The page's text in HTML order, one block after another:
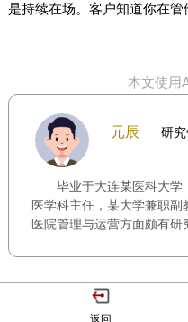
是持续在场。客户知道你在
本文使用
元辰 研
毕业于大连某医科大学
医学科主任，某大学兼职
医院管理与运营方面颇有研
返回